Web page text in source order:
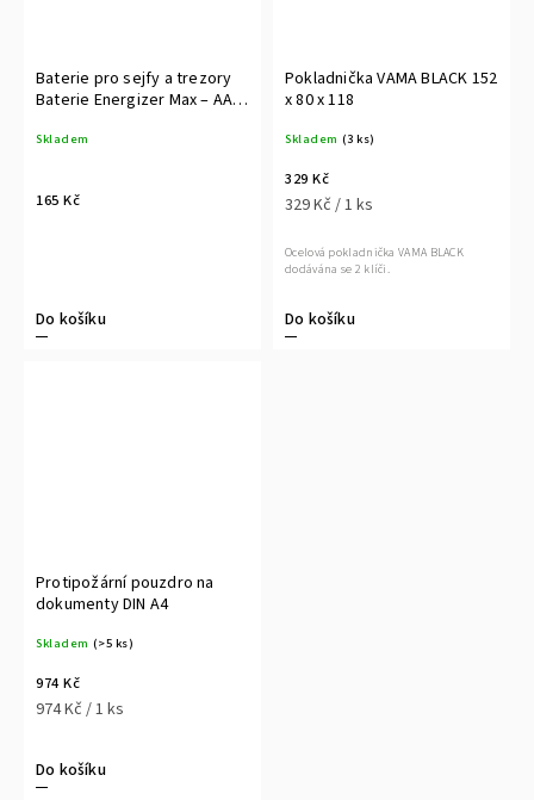
Baterie pro sejfy a trezory
Baterie Energizer Max – AA
Skladem
165 Kč
Do košíku
Pokladnička VAMA BLACK 152
x 80 x 118
Skladem (3 ks)
329 Kč
329 Kč / 1 ks
Do košíku
Ocelová pokladnička VAMA BLACK
dodávána se 2 klíči.
Protipožární pouzdro na
dokumenty DIN A4
Skladem (>5 ks)
974 Kč
974 Kč / 1 ks
Do košíku